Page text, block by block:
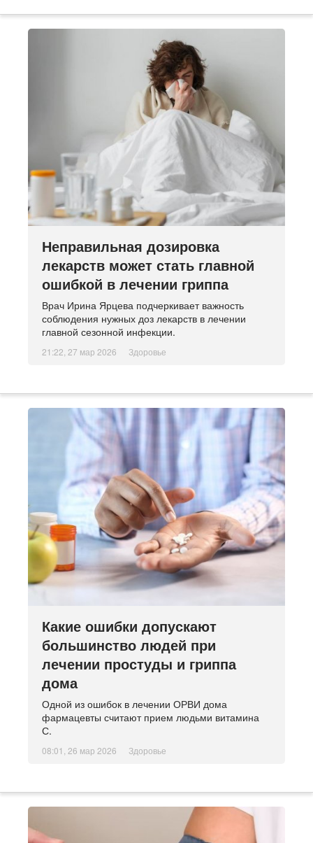
Неправильная дозировка
лекарств может стать главной
ошибкой в лечении гриппа
Врач Ирина Ярцева подчеркивает важность
соблюдения нужных доз лекарств в лечении
главной сезонной инфекции.
21:22, 27 мар 2026 Здоровье
Какие ошибки допускают
большинство людей при
лечении простуды и гриппа
дома
Одной из ошибок в лечении ОРВИ дома
фармацевты считают прием людьми витамина
С.
08:01, 26 мар 2026 Здоровье